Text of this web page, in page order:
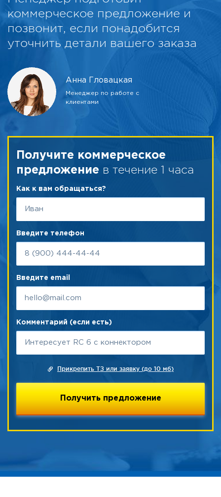
коммерческое предложение и
позвонит, если понадобится
уточнить детали вашего заказа
Анна Гловацкая
Менеджер по работе с
клиентами
Получите коммерческое
предложение в течение 1 часа
Как к вам обращаться?
Введите телефон
Введите email
Комментарий (если есть)
Прикрепить ТЗ или заявку (до 10 мб)